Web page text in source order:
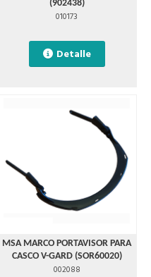
(902438)
010173
Detalle
MSA MARCO PORTAVISOR PARA
CASCO V-GARD (SOR60020)
002088